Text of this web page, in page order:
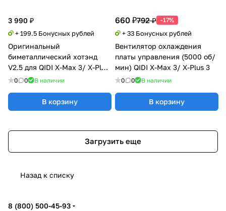
3 990 ₽
+ 199.5 Бонусных рублей
Оригинальный
биметаллический хотэнд
V2.5 для QIDI X-Max 3/ X-Plus
3/ X-Smart 3
0 0 В наличии
В корзину
660 ₽792 ₽ -17%
+ 33 Бонусных рублей
Вентилятор охлаждения
платы управления (5000 об/
мин) QIDI X-Max 3/ X-Plus 3
0 0 В наличии
В корзину
Загрузить еще
Назад к списку
8 (800) 500-45-93